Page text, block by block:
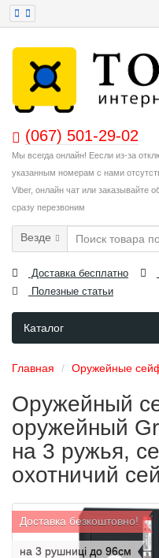
(067) 501-29-02
Мы всегда онлайн! Еесли из-за
указанным номерам с нами
Viber, онлайн чат или заказывайте
сразу перезвоним
Везде
Доставка бесплатно
Полезные статьи
Каталог
Главная Оружейные
Оружейный
оружейный
на 3 ружья,
охотничий
Доставка безкоштовно!
на 3 рушниці до 96см